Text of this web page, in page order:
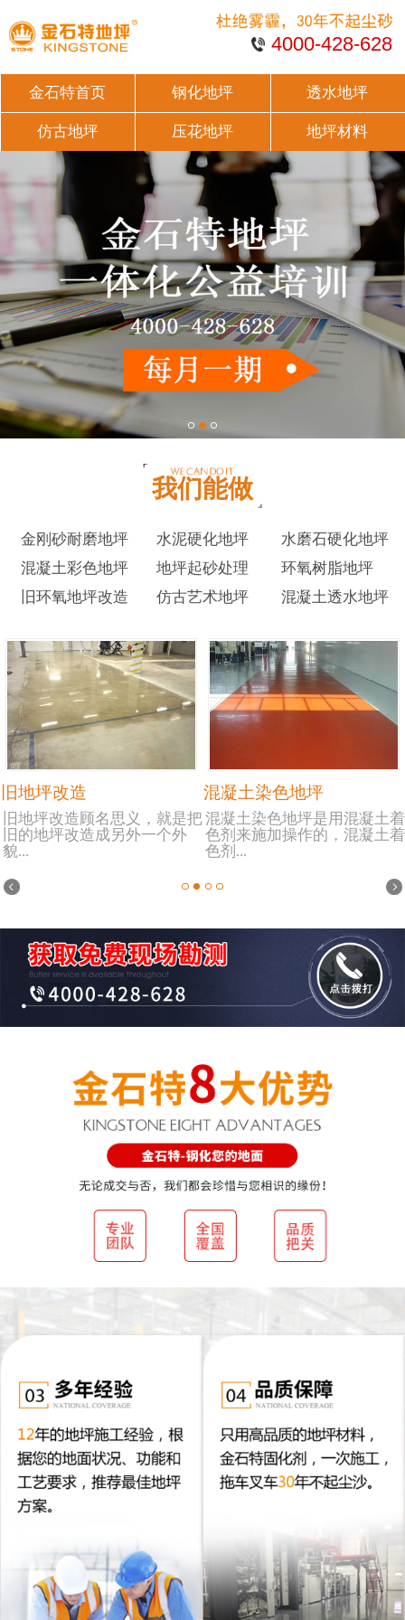
4000-428-628
金石特首页 钢化地坪 透水地坪
仿古地坪 压花地坪 地坪材料
我们能做
金刚砂耐磨地坪 水泥硬化地坪
水磨石硬化地坪
混凝土彩色地坪
地坪起砂处理
环氧树脂地坪
旧环氧地坪改造
仿古艺术地坪 混凝土透水地坪
旧地坪改造
旧地坪改造顾名思义，就是把
旧的地坪改造成另外一个外
貌...
混凝土染色地坪
混凝土染色地坪是用混凝土着
色剂来施加操作的，混凝土着
色剂...